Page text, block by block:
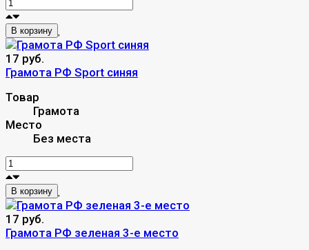
В корзину
17 руб.
Грамота РФ Sport синяя
Товар
Грамота
Место
Без места
В корзину
17 руб.
Грамота РФ зеленая 3-е место